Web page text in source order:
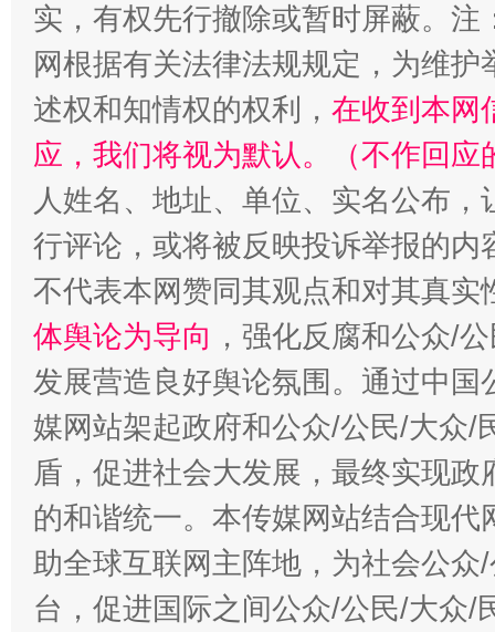
扯下公款旅游的“隐身衣” 如何以
“蜀中异人”王建安的艺术幻境
实，有权先行撤除或暂时屏蔽。
网根据有关法律法规规定，为维
述权和知情权的权利， 在收到本网
应，我们将视为默认。（不作回应
人姓名、地址、单位、实名公布
行评论，或将被反映投诉举报的
不代表本网赞同其观点和对其真实
体舆论为导向 ，强化反腐和公众/
发展营造良好舆论氛围。通过中
媒网站架起政府和公众/公民/大众/
盾，促进社会大发展，最终实现
的和谐统一。本传媒网站结合现
助全球互联网主阵地，为社会公
台，促进国际之间公众/公民/大众/